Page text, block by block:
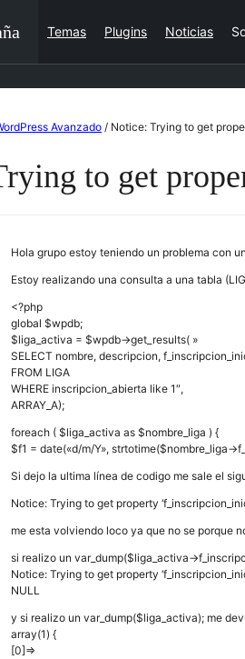
Temas Plugins Noticias
Avanzado / Notice: Trying to get
to get
Hola grupo estoy teniendo un problema con
Estoy realizando una consulta a una tabla
<?php
global $wpdb;
$liga_activa = $wpdb->get_results( »
SELECT nombre, descripcion,
FROM LIGA
WHERE inscripcion_abierta like 1″,
ARRAY_A);
foreach ( $liga_activa as $nombre_liga ) {
$f1 = date(«d/m/Y», strtotime($nombre_liga-
Si dejo la ultima línea de codigo me sale el
Notice: Trying to get property
me esta volviendo loco ya que no se porque
si realizo un var_dump($liga_activa-
Notice: Trying to get property
NULL
y si realizo un var_dump($liga_activa); me
array(1) {
[0]=>